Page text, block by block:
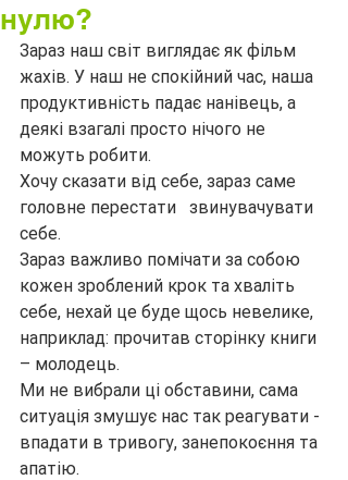
нулю?
Зараз наш світ виглядає як фільм
жахів. У наш не спокійний час, наша
продуктивність падає нанівець, а
деякі взагалі просто нічого не
можуть робити.
Хочу сказати від себе, зараз саме
головне перестати   звинувачувати
себе.
Зараз важливо помічати за собою
кожен зроблений крок та хваліть
себе, нехай це буде щось невелике,
наприклад: прочитав сторінку книги
– молодець.
Ми не вибрали ці обставини, сама
ситуація змушує нас так реагувати -
впадати в тривогу, занепокоєння та
апатію.